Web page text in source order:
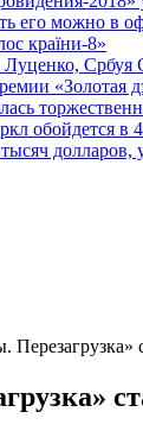
его можно в
країни-8»
«Золотая
обойдется в
Перезагрузка»